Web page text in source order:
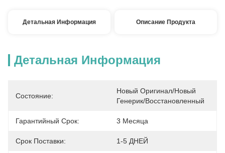
Детальная Информация Описание Продукта
Детальная Информация
Состояние:
Новый Оригинал/Новый
Генерик/восстановленный
Гарантийный Срок: 3 Месяца
Срок Поставки: 1-5 ДНЕЙ